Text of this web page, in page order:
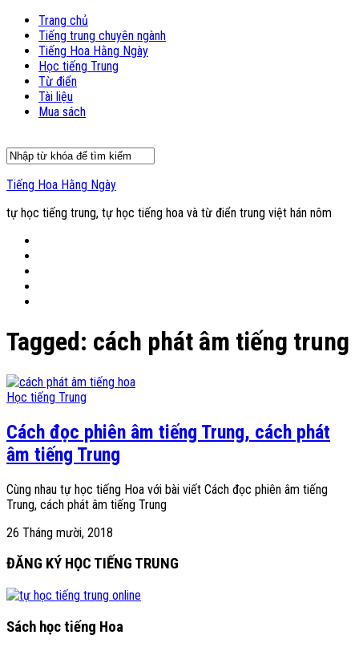
Trang chủ
Tiếng trung chuyên ngành
Tiếng Hoa Hằng Ngày
Học tiếng Trung
Từ điển
Tài liệu
Mua sách
Tiếng Hoa Hằng Ngày
tự học tiếng trung, tự học tiếng hoa và từ điển trung việt hán nôm
Tagged: cách phát âm tiếng trung
Học tiếng Trung
Cách đọc phiên âm tiếng Trung, cách phát
âm tiếng Trung
Cùng nhau tự học tiếng Hoa với bài viết Cách đọc phiên âm tiếng
Trung, cách phát âm tiếng Trung
26 Tháng mười, 2018
ĐĂNG KÝ HỌC TIẾNG TRUNG
Sách học tiếng Hoa